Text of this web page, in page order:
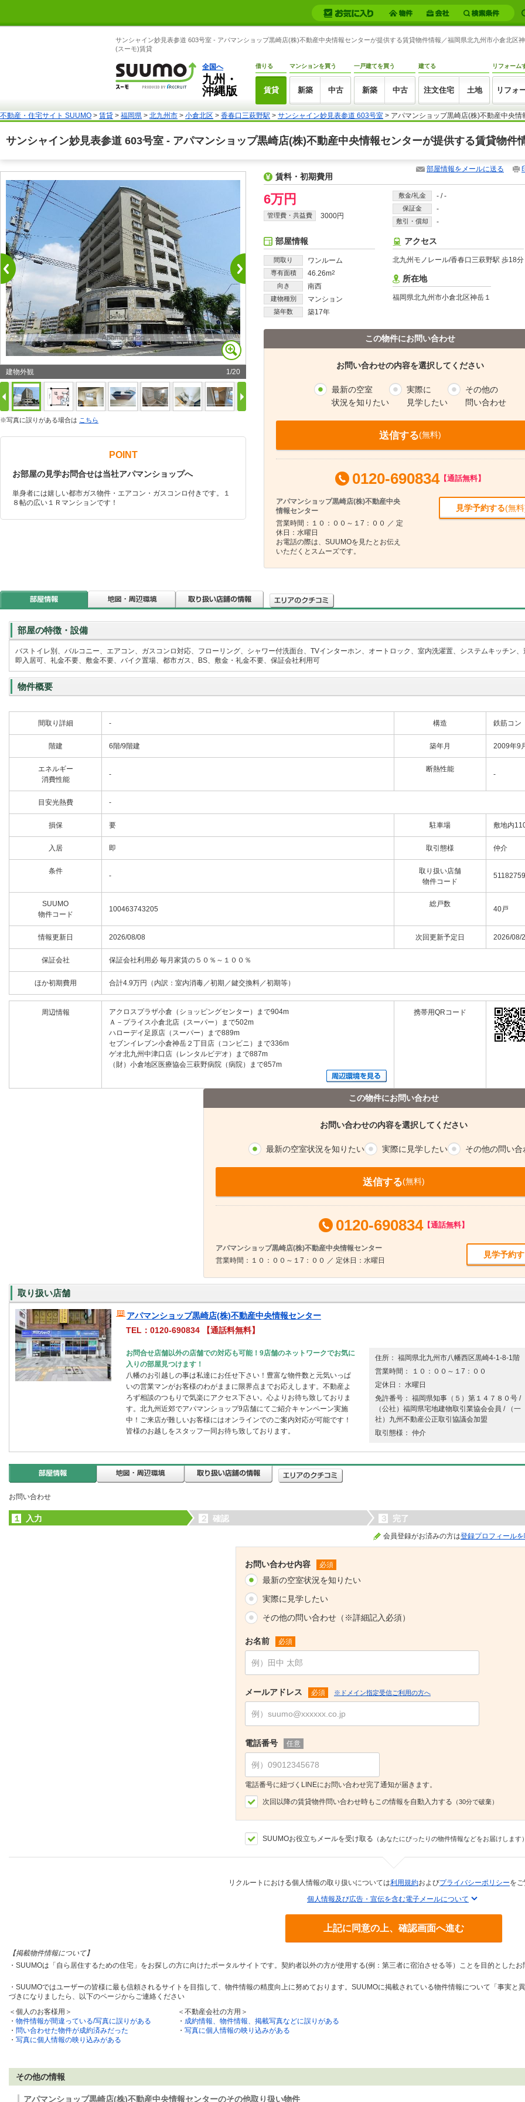
サンシャイン妙見表参道 603号室 - アパマンショップ黒崎店(株)不動産中央情報センターが提供する賃貸物件情報／福岡県北九州市小倉北区
(スーモ)賃貸
全国へ
九州・
沖縄版
借りる
賃貸
マンションを買う
新築 中古
一戸建てを買う
新築 中古
建てる
注文住宅 土地
リフォーム
リフォ
不動産・住宅サイト SUUMO > 賃貸 > 福岡県 > 北九州市 > 小倉北区 > 香春口三萩野駅 > サンシャイン妙見表参道 603号室 > アパマンショップ黒崎店(株)不動産中央
サンシャイン妙見表参道 603号室 - アパマンショップ黒崎店(株)不動産中央情報センターが提供する賃貸物件
建物外観 1/20
※写真に誤りがある場合は こちら
POINT
お部屋の見学お問合せは当社アパマンショップへ
単身者には嬉しい都市ガス物件・エアコン・ガスコンロ付きです。１
８帖の広い１Ｒマンションです！
部屋情報をメールに送る
賃料・初期費用
6万円
管理費・共益費 3000円
敷金/礼金 - /-
保証金 -
敷引・償却 -
部屋情報
間取り ワンルーム
専有面積 46.26m2
向き 南西
建物種別 マンション
築年数 築17年
アクセス
北九州モノレール/香春口三萩野駅 歩18分
所在地
福岡県北九州市小倉北区神岳１
この物件にお問い合わせ
お問い合わせの内容を選択してください
最新の空室
状況を知りたい
実際に
見学したい
その他の
問い合わせ
送信する(無料)
0120-690834【通話無料】
アパマンショップ黒崎店(株)不動産中央
情報センター
営業時間：１０：００～１7：００ ／ 定
休日：水曜日
お電話の際は、SUUMOを見たとお伝え
いただくとスムーズです。
見学予約する(無
部屋の特徴・設備
バストイレ別、バルコニー、エアコン、ガスコンロ対応、フローリング、シャワー付洗面台、TVインターホン、オートロック、室内洗濯置、システムキッチン
即入居可、礼金不要、敷金不要、バイク置場、都市ガス、BS、敷金・礼金不要、保証会社利用可
物件概要
間取り詳細 - 構造 鉄筋コン
階建 6階/9階建 築年月 2009年9
エネルギー
消費性能
-
断熱性能
-
目安光熱費 -
損保 要 駐車場 敷地内
入居 即 取引態様 仲介
条件
-
取り扱い店舗
物件コード
51182759
SUUMO
物件コード
100463743205
総戸数
40戸
情報更新日 2026/08/08 次回更新予定日 2026/08/
保証会社 保証会社利用必 毎月家賃の５０％～１００％
ほか初期費用 合計4.9万円（内訳：室内消毒／初期／鍵交換料／初期等）
周辺情報
アクロスプラザ小倉（ショッピングセンター）まで904m
Ａ－プライス小倉北店（スーパー）まで502m
ハローデイ足原店（スーパー）まで889m
セブンイレブン小倉神岳２丁目店（コンビニ）まで336m
ゲオ北九州中津口店（レンタルビデオ）まで887m
（財）小倉地区医療協会三萩野病院（病院）まで857m
携帯用QRコード
この物件にお問い合わせ
お問い合わせの内容を選択してください
最新の空室状況を知りたい 実際に 見学したい その他の問い合
送信する(無料)
0120-690834【通話無料】
アパマンショップ黒崎店(株)不動産中央情報センター
営業時間：１０：００～１7：００ ／ 定休日：水曜日
見学予約
取り扱い店舗
アパマンショップ黒崎店(株)不動産中央情報センター
TEL：0120-690834 【通話料無料】
お問合せ店舗以外の店舗での対応も可能！9店舗のネットワークでお気に
入りの部屋見つけます！
八幡のお引越しの事は私達にお任せ下さい！豊富な物件数と元気いっぱ
いの営業マンがお客様のわがままに限界点までお応えします。不動産よ
ろず相談のつもりで気楽にアクセス下さい。心よりお待ち致しておりま
す。北九州近郊でアパマンショップ9店舗にてご紹介キャンペーン実施
中！ご来店が難しいお客様にはオンラインでのご案内対応が可能です！
皆様のお越しをスタッフ一同お待ち致しております。
住所： 福岡県北九州市八幡西区黒崎4-1-8-1階
営業時間： １０：００～１7：００
定休日： 水曜日
免許番号： 福岡県知事（５）第１４７８０号 /
（公社）福岡県宅地建物取引業協会会員 / （一
社）九州不動産公正取引協議会加盟
取引態様： 仲介
お問い合わせ
１ 入力 ２ 確認 ３ 完了
会員登録がお済みの方は登録プロフィール
お問い合わせ内容 必須
最新の空室状況を知りたい
実際に見学したい
その他の問い合わせ（※詳細記入必須）
お名前 必須
メールアドレス 必須 ※ドメイン指定受信ご利用の方へ
電話番号 任意
電話番号に紐づくLINEにお問い合わせ完了通知が届きます。
次回以降の賃貸物件問い合わせ時もこの情報を自動入力する （30分で破棄）
SUUMOお役立ちメールを受け取る （あなたにぴったりの物件情報などをお届けします
リクルートにおける個人情報の取り扱いについては利用規約およびプライバシーポリシーを
個人情報及び広告・宣伝を含む電子メールについて
上記に同意の上、確認画面へ進む
【掲載物件情報について】
・SUUMOは「自ら居住するための住宅」をお探しの方に向けたポータルサイトです。契約者以外の方が使用する(例：第三者に宿泊させる等）ことを目的とした
・SUUMOではユーザーの皆様に最も信頼されるサイトを目指して、物件情報の精度向上に努めております。SUUMOに掲載されている物件情報について「事実
づきになりましたら、以下のページからご連絡ください
＜個人のお客様用＞
・ 物件情報が間違っている/写真に誤りがある
・ 問い合わせた物件が成約済みだった
・ 写真に個人情報の映り込みがある
＜不動産会社の方用＞
・ 成約情報、物件情報、掲載写真などに誤りがある
・ 写真に個人情報の映り込みがある
その他の情報
アパマンショップ黒崎店(株)不動産中央情報センターのその他取り扱い物件